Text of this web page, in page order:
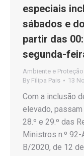
especiais
sábados e
partir das
segunda-
Ambiente e Proteção
By Filipa Pais 13
Com a inclusão
elevado,
28.º e 29.º das
Ministros n.º
B/2020, de 12